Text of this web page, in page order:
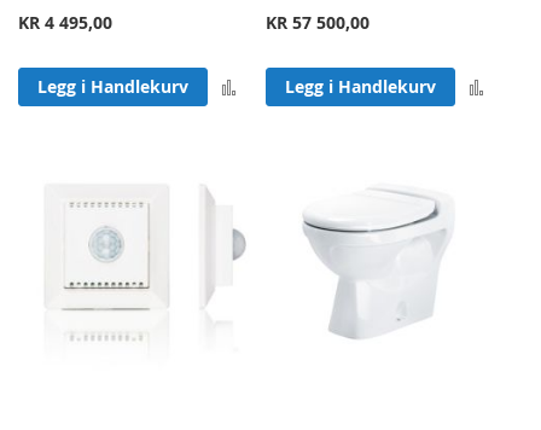
KR 4 495,00
Legg i Handlekurv Legg til sammenligning
KR 57 500,00
Legg i Handlekurv